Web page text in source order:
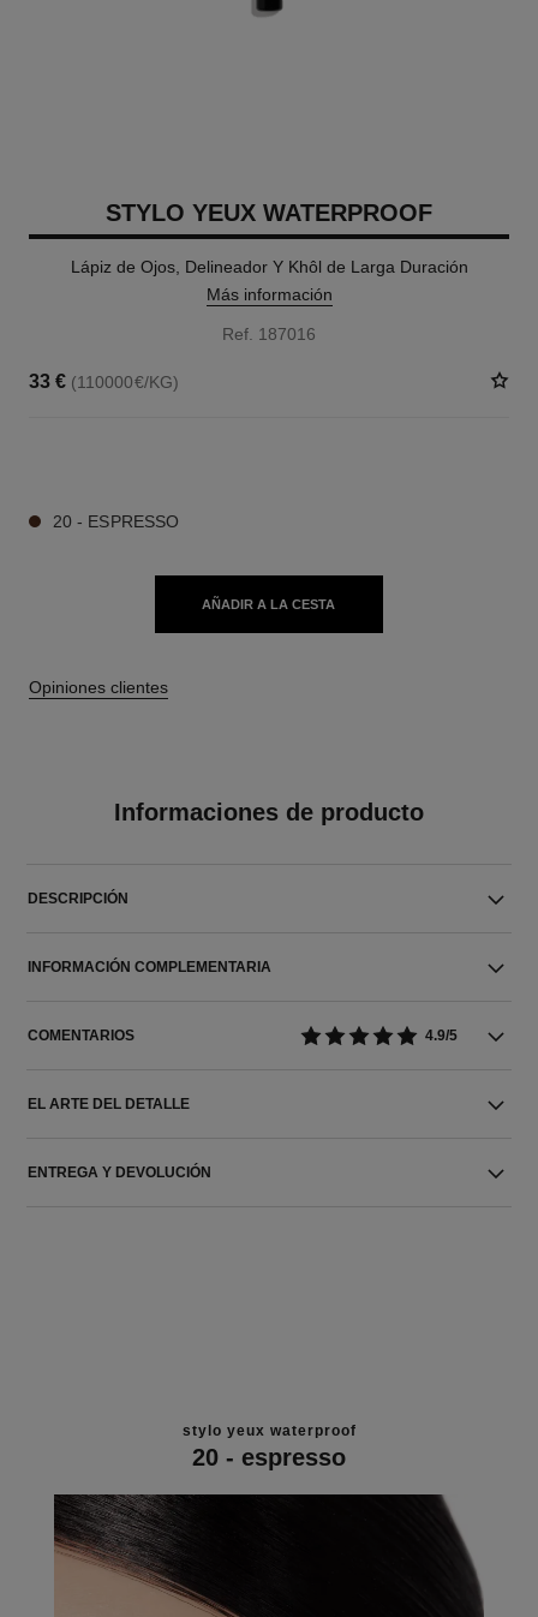
STYLO YEUX WATERPROOF
Lápiz de Ojos, Delineador Y Khôl de Larga Duración
Más información
Ref. 187016
33 € (110000€/KG)
20 - ESPRESSO
AÑADIR A LA CESTA
Opiniones clientes
Informaciones de producto
DESCRIPCIÓN
INFORMACIÓN COMPLEMENTARIA
COMENTARIOS 4.9/5
EL ARTE DEL DETALLE
ENTREGA Y DEVOLUCIÓN
stylo yeux waterproof
20 - espresso